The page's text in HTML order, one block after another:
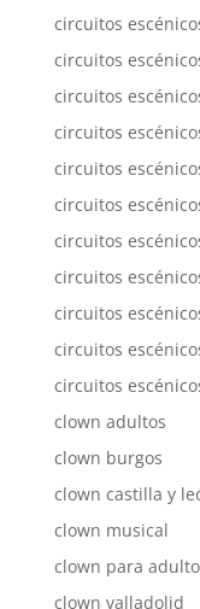
circuitos
circuitos
circuitos
circuitos
circuitos
circuitos
circuitos
circuitos
circuitos
circuitos
circuitos
clown adultos
clown burgos
clown castilla y
clown musical
clown para
clown valladolid